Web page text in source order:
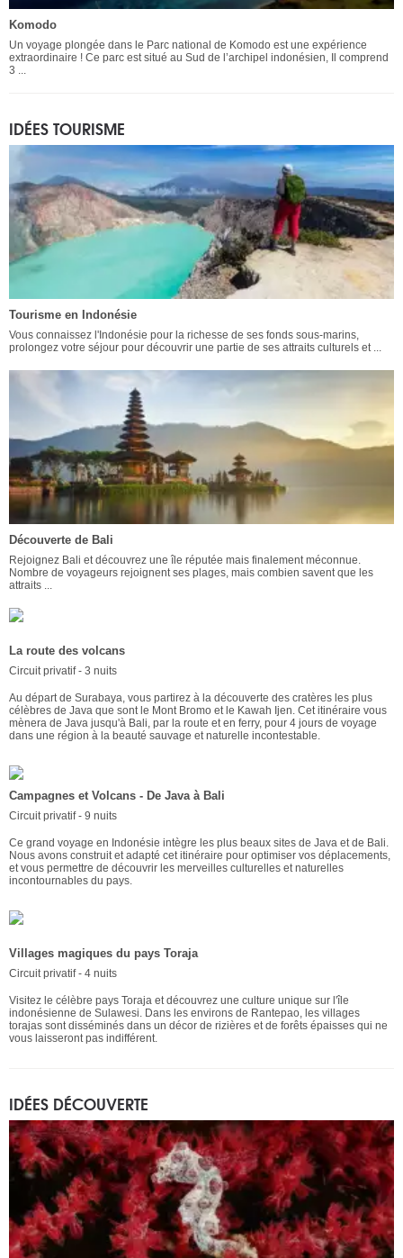
Komodo
Un voyage plongée dans le Parc national de Komodo est une expérience
extraordinaire ! Ce parc est situé au Sud de l’archipel indonésien, Il comprend
3 ...
IDÉES TOURISME
Tourisme en Indonésie
Vous connaissez l'Indonésie pour la richesse de ses fonds sous-marins,
prolongez votre séjour pour découvrir une partie de ses attraits culturels et ...
Découverte de Bali
Rejoignez Bali et découvrez une île réputée mais finalement méconnue.
Nombre de voyageurs rejoignent ses plages, mais combien savent que les
attraits ...
La route des volcans
Circuit privatif - 3 nuits
Au départ de Surabaya, vous partirez à la découverte des cratères les plus
célèbres de Java que sont le Mont Bromo et le Kawah Ijen. Cet itinéraire vous
mènera de Java jusqu'à Bali, par la route et en ferry, pour 4 jours de voyage
dans une région à la beauté sauvage et naturelle incontestable.
Campagnes et Volcans - De Java à Bali
Circuit privatif - 9 nuits
Ce grand voyage en Indonésie intègre les plus beaux sites de Java et de Bali.
Nous avons construit et adapté cet itinéraire pour optimiser vos déplacements,
et vous permettre de découvrir les merveilles culturelles et naturelles
incontournables du pays.
Villages magiques du pays Toraja
Circuit privatif - 4 nuits
Visitez le célèbre pays Toraja et découvrez une culture unique sur l'île
indonésienne de Sulawesi. Dans les environs de Rantepao, les villages
torajas sont disséminés dans un décor de rizières et de forêts épaisses qui ne
vous laisseront pas indifférent.
IDÉES DÉCOUVERTE